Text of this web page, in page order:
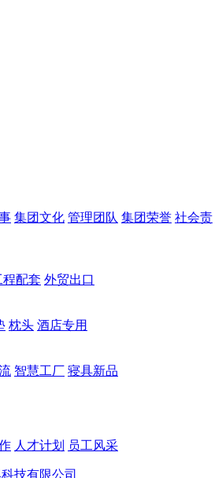
集团文化 管理团队 集团荣誉 社会责
程配套 外贸出口
枕头 酒店专用
智慧工厂 寝具新品
人才计划 员工风采